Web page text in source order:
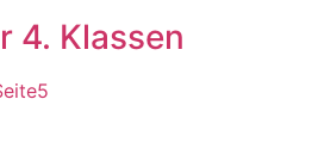
4. Klassen
5